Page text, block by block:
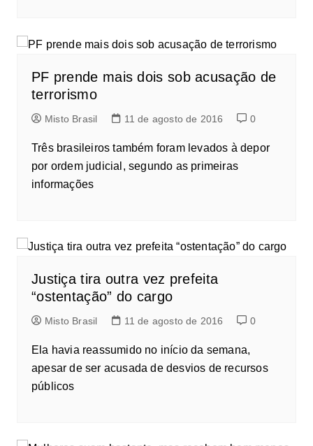
PF prende mais dois sob acusação de
terrorismo
Misto Brasil 11 de agosto de 2016 0
Três brasileiros também foram levados à depor
por ordem judicial, segundo as primeiras
informações
Justiça tira outra vez prefeita
“ostentação” do cargo
Misto Brasil 11 de agosto de 2016 0
Ela havia reassumido no início da semana,
apesar de ser acusada de desvios de recursos
públicos